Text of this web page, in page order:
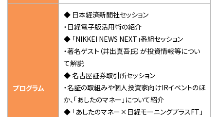
プログラム
◆ 日本経済新聞社セッション
・日経電子版活用術の紹介
◆ 「NIKKEI NEWS NEXT」番組セッション
・著名ゲスト（井出真吾氏）が投資情報等につい
て解説
◆ 名古屋証券取引所セッション
・名証の取組みや個人投資家向けIRイベントのほ
か、「あしたのマネー」について紹介
◆ 「あしたのマネー×日経モーニングプラスFT」